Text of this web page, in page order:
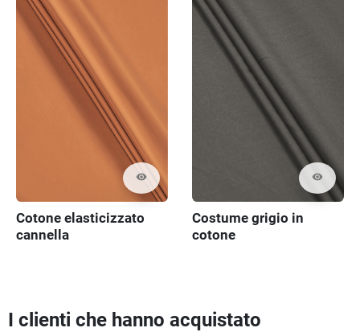
visibility
Cotone elasticizzato
cannella
visibility
Costume grigio in
cotone
I clienti che hanno acquistato